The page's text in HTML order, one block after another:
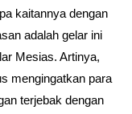
kaitannya dengan
adalah gelar ini
Mesias. Artinya,
mengingatkan para
terjebak dengan